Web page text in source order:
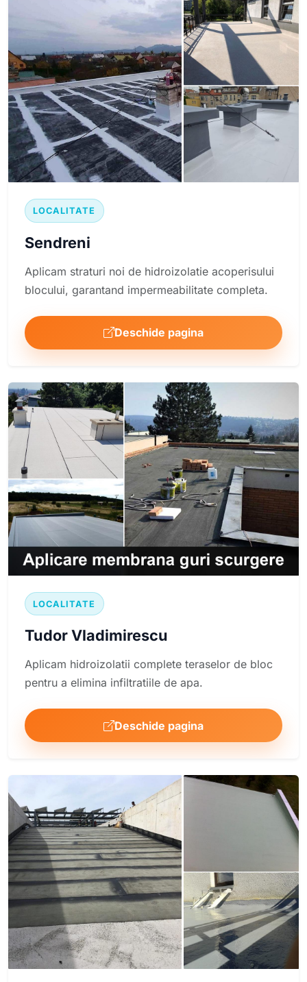
LOCALITATE
Sendreni
Aplicam straturi noi de hidroizolatie acoperisului
blocului, garantand impermeabilitate completa.
Deschide pagina
LOCALITATE
Tudor Vladimirescu
Aplicam hidroizolatii complete teraselor de bloc
pentru a elimina infiltratiile de apa.
Deschide pagina